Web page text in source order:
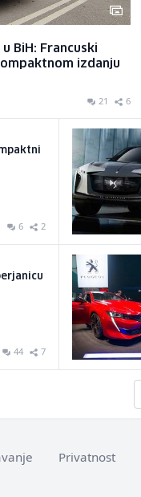
BiH: Francuski
izdanju
21 6
6 2
44 7
Privatnost